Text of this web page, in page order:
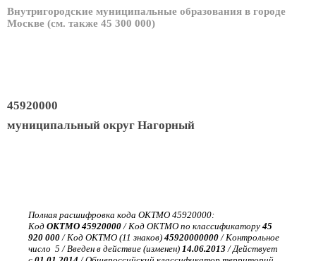
Внутригородские муниципальные образования в городе
Москве (см. также 45 300 000)
45920000
муниципальный округ Нагорный
Полная расшифровка кода ОКТМО 45920000:
Код ОКТМО 45920000 / Код ОКТМО по классификатору 45
920 000 / Код ОКТМО (11 знаков) 45920000000 / Контрольное
число 5 / Введен в действие (изменен) 14.06.2013 / Действует